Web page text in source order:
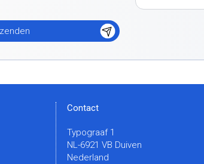
Contact
Typograaf 1
NL-6921 VB Duiven
Nederland